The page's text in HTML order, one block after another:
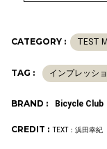
CATEGORY : TEST
TAG : インプレッシ
BRAND : Bicycle Club
CREDIT : TEXT：浜田幸